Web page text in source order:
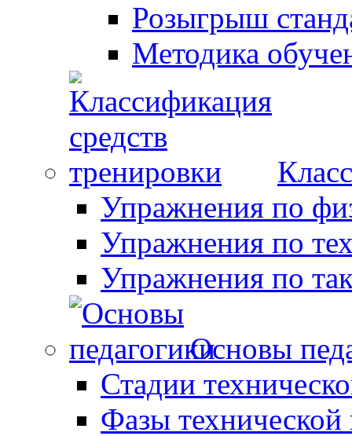
Розыгрыш
Методика
Упражнения по
Упражнения по
Упражнения по
Основы
Стадии
Фазы технической